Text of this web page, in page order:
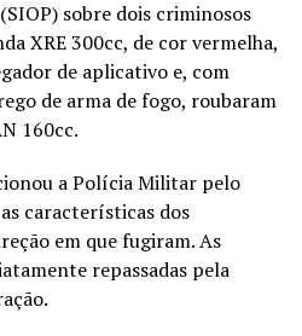
sobre dois criminosos
XRE 300cc, de cor vermelha,
de aplicativo e, com
de arma de fogo, roubaram
160cc.
a Polícia Militar pelo
características dos
em que fugiram. As
repassadas pela